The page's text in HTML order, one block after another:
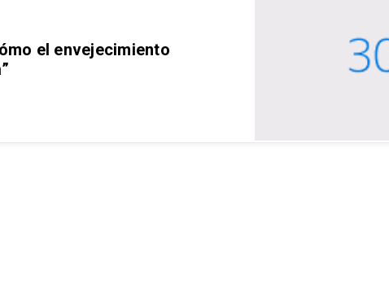
el envejecimiento